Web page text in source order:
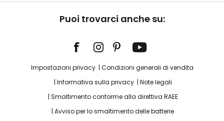
Puoi trovarci anche su:
Impostazioni privacy
Condizioni generali di vendita
Informativa sulla privacy
Note legali
Smaltimento conforme alla direttiva RAEE
Avviso per lo smaltimento delle batterie